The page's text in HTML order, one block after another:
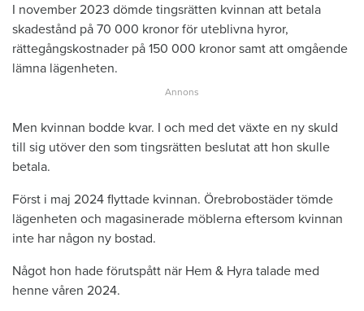
I november 2023 dömde tingsrätten kvinnan att betala
skadestånd på 70 000 kronor för uteblivna hyror,
rättegångskostnader på 150 000 kronor samt att omgående
lämna lägenheten.
Men kvinnan bodde kvar. I och med det växte en ny skuld
till sig utöver den som tingsrätten beslutat att hon skulle
betala.
Först i maj 2024 flyttade kvinnan. Örebrobostäder tömde
lägenheten och magasinerade möblerna eftersom kvinnan
inte har någon ny bostad.
Något hon hade förutspått när Hem & Hyra talade med
henne våren 2024.